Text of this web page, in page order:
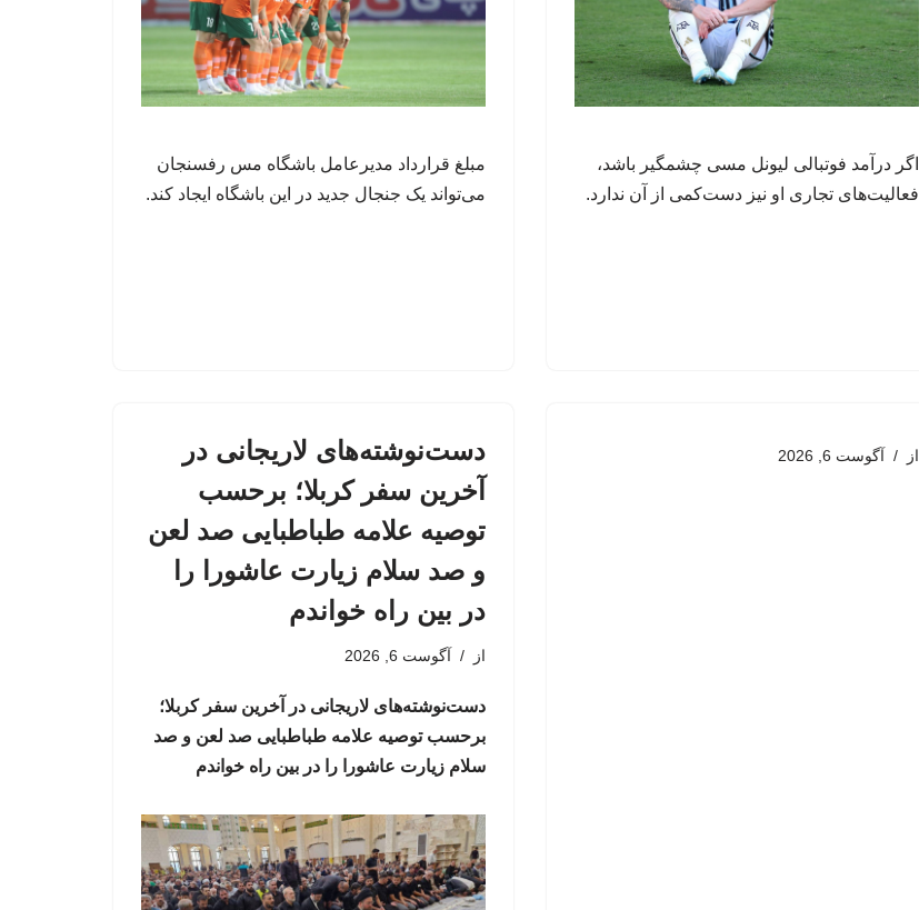
اگر درآمد فوتبالی لیونل مسی چشمگیر باشد،
فعالیت‌های تجاری او نیز دست‌کمی از آن ندارد.
مبلغ قرارداد مدیرعامل باشگاه مس رفسنجان
می‌تواند یک جنجال جدید در این باشگاه ایجاد کند.
از آگوست 6, 2026
دست‌نوشته‌های لاریجانی در
آخرین سفر کربلا؛ برحسب
توصیه علامه طباطبایی صد لعن
و صد سلام زیارت عاشورا را
در بین راه خواندم
از آگوست 6, 2026
دست‌نوشته‌های لاریجانی در آخرین سفر کربلا؛
برحسب توصیه علامه طباطبایی صد لعن و صد
سلام زیارت عاشورا را در بین راه خواندم